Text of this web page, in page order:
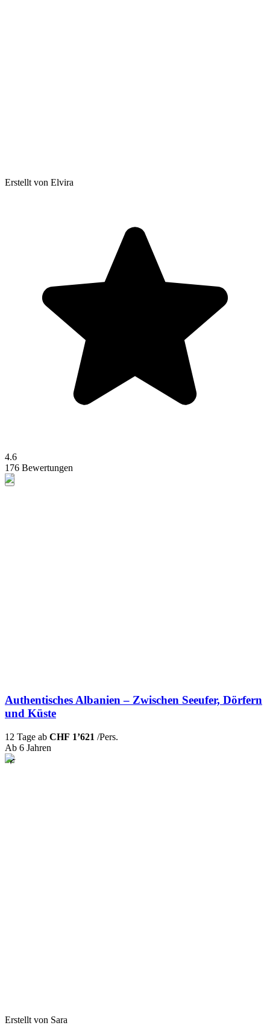
Erstellt von Elvira
4.6
176 Bewertungen
Authentisches Albanien – Zwischen Seeufer, Dörfern
und Küste
12 Tage ab CHF 1’621 /Pers.
Ab 6 Jahren
Erstellt von Sara